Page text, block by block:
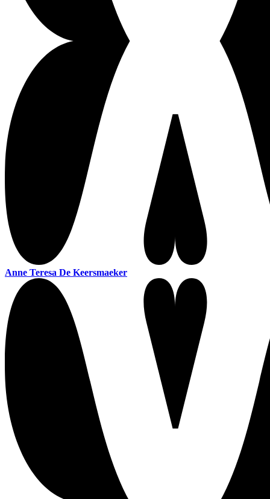
Anne Teresa De Keersmaeker